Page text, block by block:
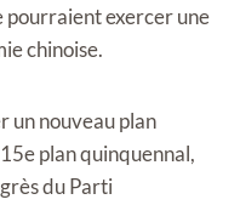
pourraient exercer une
chinoise.
un nouveau plan
plan quinquennal,
du Parti